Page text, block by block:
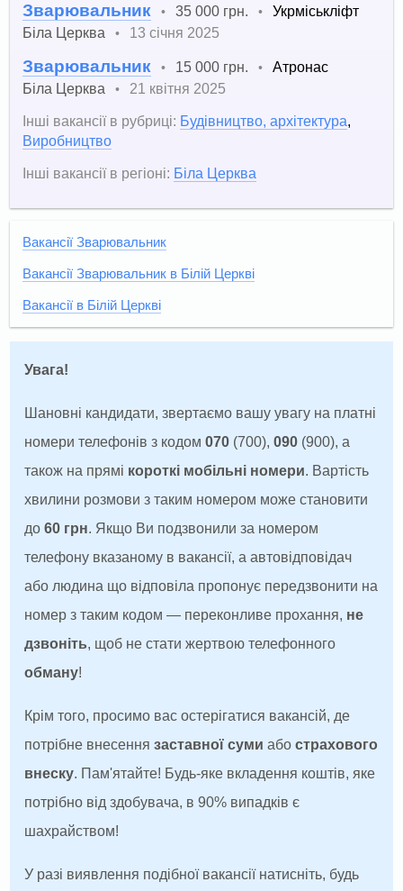
Зварювальник • 35 000 грн. •
Укрміськліфт
Біла Церква
• 13 січня 2025
Зварювальник • 15 000 грн. •
Атронас
Біла Церква
•
21 квітня 2025
Інші вакансії в рубриці: Будівництво, архітектура,
Виробництво
Інші вакансії в регіоні: Біла Церква
Вакансії Зварювальник
Вакансії Зварювальник в Білій Церкві
Вакансії в Білій Церкві
Увага!
Шановні кандидати, звертаємо вашу увагу на платні
номери телефонів з кодом070 (700),090 (900), а
також на прямі короткі мобільні номери. Вартість
хвилини розмови з таким номером може становити
до60 грн. Якщо Ви подзвонили за номером
телефону вказаному в вакансії, а автовідповідач
або людина що відповіла пропонує передзвонити на
номер з таким кодом — переконливе прохання, не
дзвоніть, щоб не стати жертвою телефонного
обману!
Крім того, просимо вас остерігатися вакансій, де
потрібне внесеннязаставної суми абострахового
внеску. Пам'ятайте! Будь-яке вкладення коштів, яке
потрібно від здобувача, в 90% випадків є
шахрайством!
У разі виявлення подібної вакансії натисніть, будь